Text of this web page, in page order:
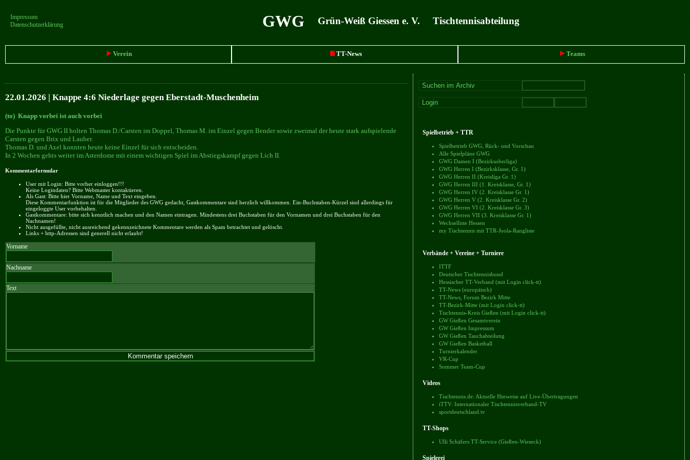
Impressum
Datenschutzerklärung
GWG Grün-Weiß Giessen e. V. Tischtennisabteilung
Verein TT-News Teams
22.01.2026 | Knappe 4:6 Niederlage gegen Eberstadt-Muschenheim
(to) Knapp vorbei ist auch vorbei
Die Punkte für GWG II holten Thomas D./Carsten im Doppel, Thomas M. im Einzel gegen Bender sowie zweimal der heute stark aufspielende
Carsten gegen Brix und Lauber.
Thomas D. und Axel konnten heute keine Einzel für sich entscheiden.
In 2 Wochen gehts weiter im Asterdome mit einem wichtigen Spiel im Abstiegskampf gegen Lich II.
Kommentarformular
User mit Login: Bitte vorher einloggen!!!
Keine Logindaten? Bitte Webmaster kontaktieren.
Als Gast: Bitte hier Vorname, Name und Text eingeben.
Diese Kommentarfunktion ist für die Mitglieder des GWG gedacht, Gastkommentare sind herzlich willkommen. Ein-Buchstaben-Kürzel sind allerdings für
eingeloggte User vorbehalten.
Gastkommentare: bitte sich kenntlich machen und den Namen eintragen. Mindestens drei Buchstaben für den Vornamen und drei Buchstaben für den
Nachnamen!
Nicht ausgefüllte, nicht ausreichend gekennzeichnete Kommentare werden als Spam betrachtet und gelöscht.
Links + http-Adressen sind generell nicht erlaubt!
Vorname
Nachname
Text
Spielbetrieb + TTR
Spielbetrieb GWG, Rück- und Vorschau
Alle Spielpläne GWG
GWG Damen I (Bezirksoberliga)
GWG Herren I (Bezirksklasse, Gr. 1)
GWG Herren II (Kreisliga Gr. 1)
GWG Herren III (1. Kreisklasse, Gr. 1)
GWG Herren IV (2. Kreisklasse Gr. 1)
GWG Herren V (2. Kreisklasse Gr. 2)
GWG Herren VI (2. Kreisklasse Gr. 3)
GWG Herren VII (3. Kreisklasse Gr. 1)
Wechselliste Hessen
my Tischtennis mit TTR-Joola-Rangliste
Verbände + Vereine + Turniere
ITTF
Deutscher Tischtennisbund
Hessischer TT-Verband (mit Login click-tt)
TT-News (europäisch)
TT-News, Forum Bezirk Mitte
TT-Bezirk-Mitte (mit Login click-tt)
Tischtennis-Kreis Gießen (mit Login click-tt)
GW Gießen Gesamtverein
GW Gießen Impressum
GW Gießen Tauchabteilung
GW Gießen Basketball
Turnierkalender
VR-Cup
Sommer Team-Cup
Videos
Tischtennis.de: Aktuelle Hinweise auf Live-Übertragungen
iTTV: Internationaler Tischtennisverband-TV
sportdeutschland.tv
TT-Shops
Ulli Schäfers TT-Service (Gießen-Wieseck)
Spielerei